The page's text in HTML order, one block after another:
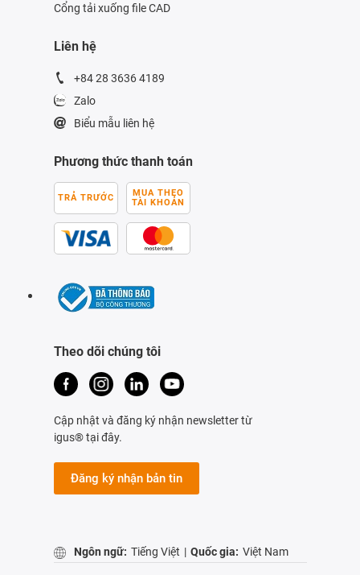
Cổng tải xuống file CAD
Liên hệ
+84 28 3636 4189
Zalo
Biểu mẫu liên hệ
Phương thức thanh toán
TRẢ TRƯỚC
MUA THEO
TÀI KHOẢN
Theo dõi chúng tôi
Cập nhật và đăng ký nhận newsletter từ
igus® tại đây.
Đăng ký nhận bản tin
Ngôn ngữ: Tiếng Việt | Quốc gia: Việt Nam